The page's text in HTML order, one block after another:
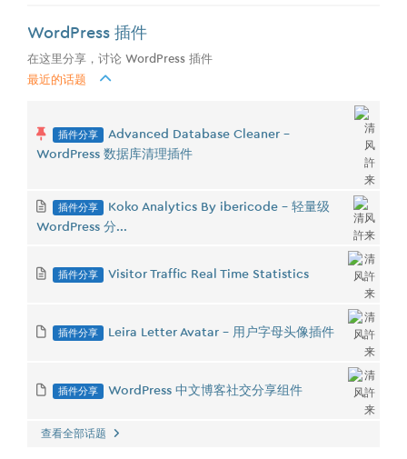
WordPress 插件
在这里分享，讨论 WordPress 插件
最近的话题
插件分享
Advanced Database Cleaner -
WordPress 数据库清理插件
插件分享
Koko Analytics By ibericode - 轻量级
WordPress 分...
插件分享 Visitor Traffic Real Time Statistics
插件分享 Leira Letter Avatar - 用户字母头像插件
插件分享 WordPress 中文博客社交分享组件
查看全部话题